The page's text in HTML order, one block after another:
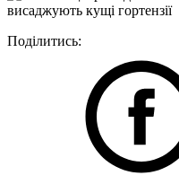
Поділитись: